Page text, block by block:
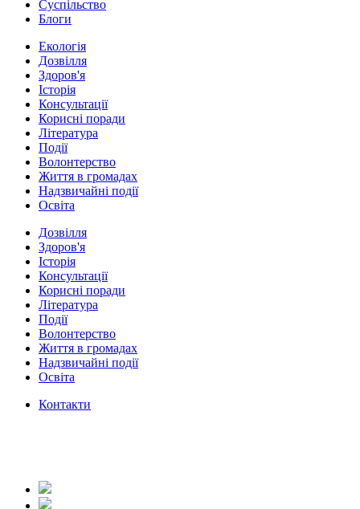
Суспільство
Блоги
Екологія
Дозвілля
Здоров'я
Історія
Консультації
Корисні поради
Література
Події
Волонтерство
Життя в громадах
Надзвичайні події
Освіта
Дозвілля
Здоров'я
Історія
Консультації
Корисні поради
Література
Події
Волонтерство
Життя в громадах
Надзвичайні події
Освіта
Контакти